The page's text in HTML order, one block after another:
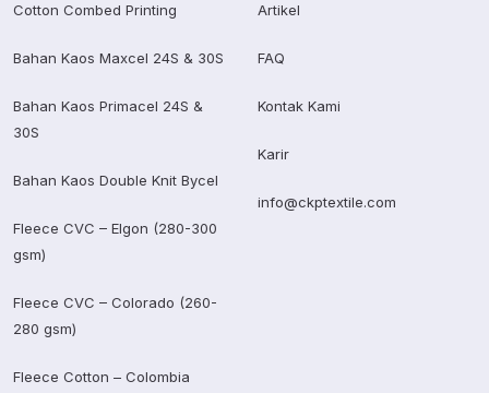
Cotton Combed Printing
Bahan Kaos Maxcel 24S & 30S
Bahan Kaos Primacel 24S &
30S
Bahan Kaos Double Knit Bycel
Fleece CVC – Elgon (280-300
gsm)
Fleece CVC – Colorado (260-
280 gsm)
Fleece Cotton – Colombia
Artikel
FAQ
Kontak Kami
Karir
info@ckptextile.com